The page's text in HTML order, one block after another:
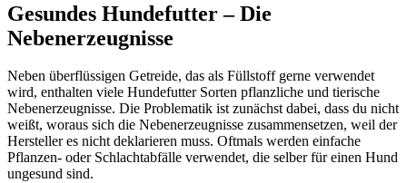
Gesundes Hundefutter – Die
Nebenerzeugnisse
Neben überflüssigen Getreide, das als Füllstoff gerne verwendet
wird, enthalten viele Hundefutter Sorten pflanzliche und tierische
Nebenerzeugnisse. Die Problematik ist zunächst dabei, dass du nicht
weißt, woraus sich die Nebenerzeugnisse zusammensetzen, weil der
Hersteller es nicht deklarieren muss. Oftmals werden einfache
Pflanzen- oder Schlachtabfälle verwendet, die selber für einen Hund
ungesund sind.